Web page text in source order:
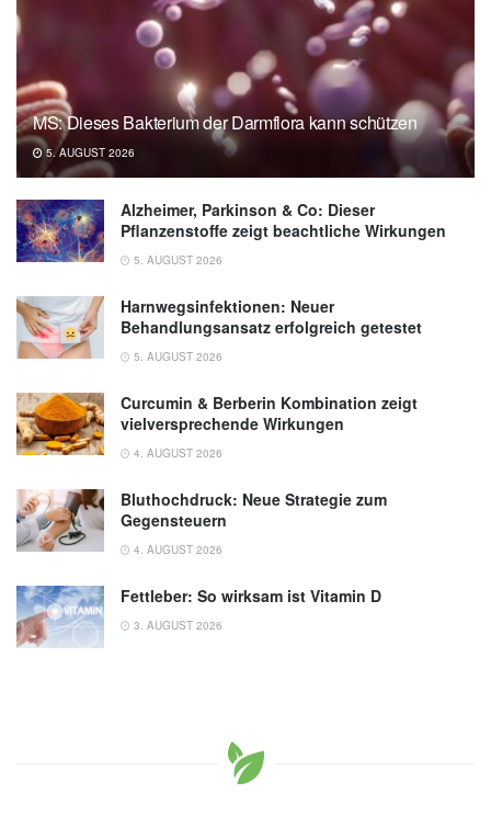
MS: Dieses Bakterium der Darmflora kann schützen
5. AUGUST 2026
Alzheimer, Parkinson & Co: Dieser
Pflanzenstoffe zeigt beachtliche Wirkungen
5. AUGUST 2026
Harnwegsinfektionen: Neuer
Behandlungsansatz erfolgreich getestet
5. AUGUST 2026
Curcumin & Berberin Kombination zeigt
vielversprechende Wirkungen
4. AUGUST 2026
Bluthochdruck: Neue Strategie zum
Gegensteuern
4. AUGUST 2026
Fettleber: So wirksam ist Vitamin D
3. AUGUST 2026